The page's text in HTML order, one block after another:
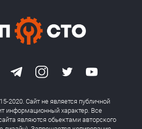
2020. Сайт не является публичной
информационный характер. Все
являются обьектами авторского